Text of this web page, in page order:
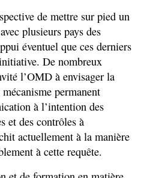
de mettre sur pied un
plusieurs pays des
éventuel que ces derniers
De nombreux
l’OMD à envisager la
permanent
à l’intention des
et des contrôles à
actuellement à la manière
à cette requête.